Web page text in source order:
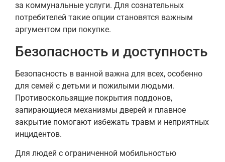
за коммунальные услуги. Для сознательных
потребителей такие опции становятся важным
аргументом при покупке.
Безопасность и доступность
Безопасность в ванной важна для всех, особенно
для семей с детьми и пожилыми людьми.
Противоскользящие покрытия поддонов,
запирающиеся механизмы дверей и плавное
закрытие помогают избежать травм и неприятных
инцидентов.
Для людей с ограниченной мобильностью